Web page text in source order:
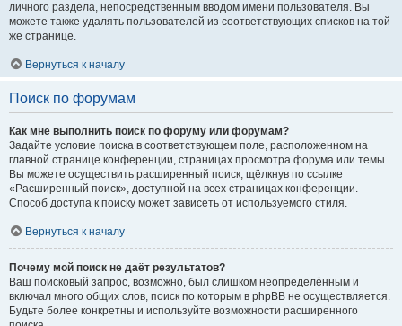
личного раздела, непосредственным вводом имени пользователя. Вы
можете также удалять пользователей из соответствующих списков на той
же странице.
Вернуться к началу
Поиск по форумам
Как мне выполнить поиск по форуму или форумам?
Задайте условие поиска в соответствующем поле, расположенном на
главной странице конференции, страницах просмотра форума или темы.
Вы можете осуществить расширенный поиск, щёлкнув по ссылке
«Расширенный поиск», доступной на всех страницах конференции.
Способ доступа к поиску может зависеть от используемого стиля.
Вернуться к началу
Почему мой поиск не даёт результатов?
Ваш поисковый запрос, возможно, был слишком неопределённым и
включал много общих слов, поиск по которым в phpBB не осуществляется.
Будьте более конкретны и используйте возможности расширенного